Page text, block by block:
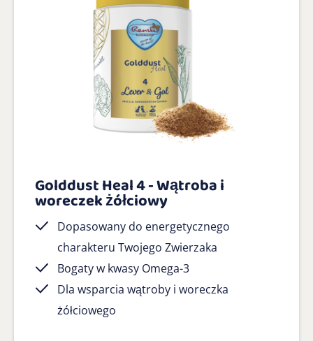
Golddust Heal 4 - Wątroba i
woreczek żółciowy
Dopasowany do energetycznego
charakteru Twojego Zwierzaka
Bogaty w kwasy Omega-3
Dla wsparcia wątroby i woreczka
żółciowego